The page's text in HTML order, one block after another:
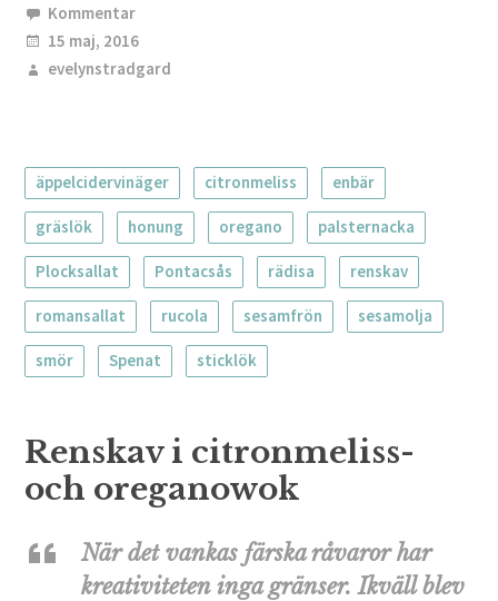
Kommentar
15 maj, 2016
evelynstradgard
äppelcidervinäger citronmeliss enbär
gräslök honung oregano palsternacka
Plocksallat Pontacsås rädisa renskav
romansallat rucola sesamfrön sesamolja
smör Spenat sticklök
Renskav i citronmeliss-
och oreganowok
När det vankas färska råvaror har
kreativiteten inga gränser. Ikväll blev